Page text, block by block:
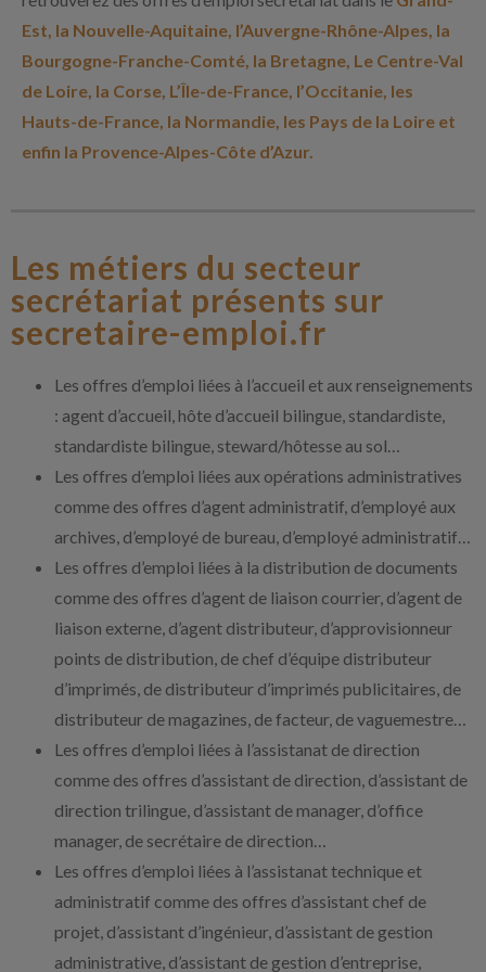
Est, la Nouvelle-Aquitaine, l’Auvergne-Rhône-Alpes, la
Bourgogne-Franche-Comté, la Bretagne, Le Centre-Val
de Loire, la Corse, L’Île-de-France, l’Occitanie, les
Hauts-de-France, la Normandie, les Pays de la Loire et
enfin la Provence-Alpes-Côte d’Azur.
Les métiers du secteur
secrétariat présents sur
secretaire-emploi.fr
Les offres d’emploi liées à l’accueil et aux renseignements
: agent d’accueil, hôte d’accueil bilingue, standardiste,
standardiste bilingue, steward/hôtesse au sol…
Les offres d’emploi liées aux opérations administratives
comme des offres d’agent administratif, d’employé aux
archives, d’employé de bureau, d’employé administratif…
Les offres d’emploi liées à la distribution de documents
comme des offres d’agent de liaison courrier, d’agent de
liaison externe, d’agent distributeur, d’approvisionneur
points de distribution, de chef d’équipe distributeur
d’imprimés, de distributeur d’imprimés publicitaires, de
distributeur de magazines, de facteur, de vaguemestre…
Les offres d’emploi liées à l’assistanat de direction
comme des offres d’assistant de direction, d’assistant de
direction trilingue, d’assistant de manager, d’office
manager, de secrétaire de direction…
Les offres d’emploi liées à l’assistanat technique et
administratif comme des offres d’assistant chef de
projet, d’assistant d’ingénieur, d’assistant de gestion
administrative, d’assistant de gestion d’entreprise,